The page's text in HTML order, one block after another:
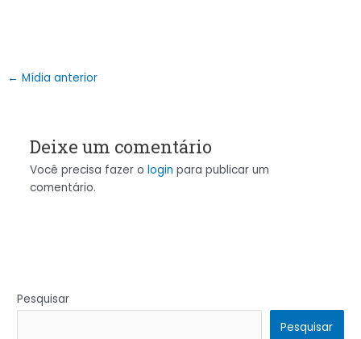
← Mídia anterior
Deixe um comentário
Você precisa fazer o login para publicar um
comentário.
Pesquisar
Pesquisar